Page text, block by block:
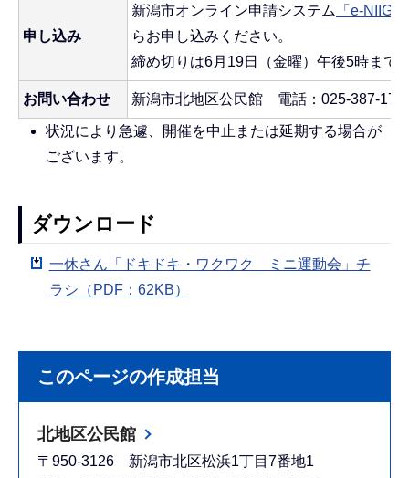
申し込み
新潟市オンライン申請システム
「e-
らお申し込みください。
締め切りは6月19日（金曜）午後5時まで
お問い合わせ 新潟市北地区公民館 電話：025-387-
状況により急遽、開催を中止または延期する場合が
ございます。
ダウンロード
一休さん「ドキドキ・ワクワク ミニ運動会」チ
ラシ（PDF：62KB）
このページの作成担当
北地区公民館
〒950-3126 新潟市北区松浜1丁目7番地1